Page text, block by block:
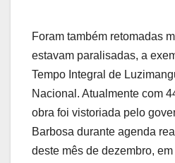
Foram também retomadas
estavam paralisadas, a
Tempo Integral de
Nacional. Atualmente com
obra foi vistoriada pelo
Barbosa durante agenda
deste mês de dezembro,